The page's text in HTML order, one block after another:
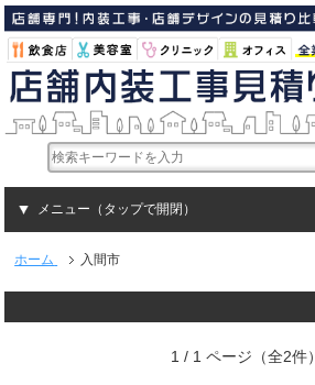
メニュー（タップで開閉）
ホーム 入間市
1 / 1 ページ（全2件）